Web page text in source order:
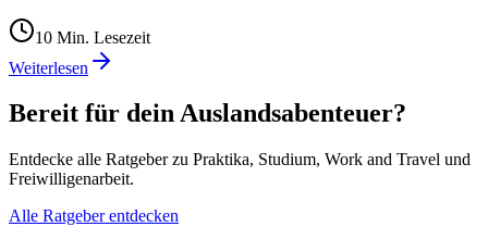
10 Min. Lesezeit
Weiterlesen
Bereit für dein Auslandsabenteuer?
Entdecke alle Ratgeber zu Praktika, Studium, Work and Travel und
Freiwilligenarbeit.
Alle Ratgeber entdecken